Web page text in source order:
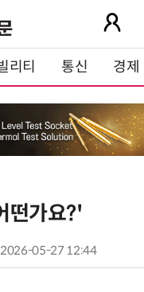
리티 통신 경제
떤가요?'
2026-05-27 12:44